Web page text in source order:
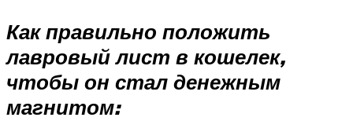
Как правильно положить
лавровый лист в кошелек,
чтобы он стал денежным
магнитом: